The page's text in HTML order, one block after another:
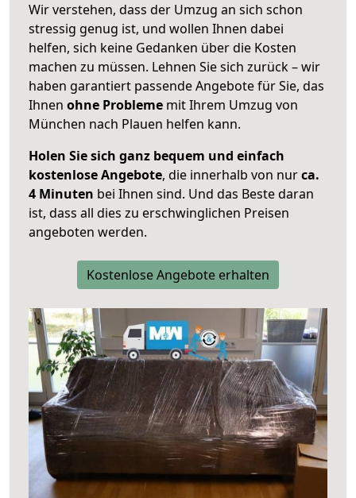
Wir verstehen, dass der Umzug an sich schon
stressig genug ist, und wollen Ihnen dabei
helfen, sich keine Gedanken über die Kosten
machen zu müssen. Lehnen Sie sich zurück – wir
haben garantiert passende Angebote für Sie, das
Ihnen ohne Probleme mit Ihrem Umzug von
München nach Plauen helfen kann.
Holen Sie sich ganz bequem und einfach
kostenlose Angebote, die innerhalb von nurca.
4 Minuten bei Ihnen sind. Und das Beste daran
ist, dass all dies zu erschwinglichen Preisen
angeboten werden.
Kostenlose Angebote erhalten